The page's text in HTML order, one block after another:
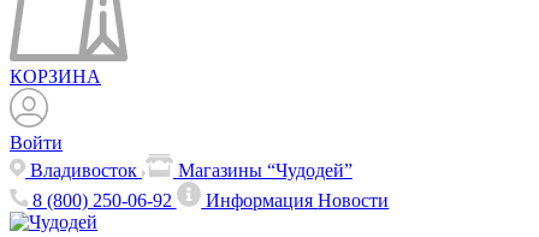
КОРЗИНА
Войти
Владивосток
Магазины “Чудодей”
8 (800) 250-06-92
ИнформацияНовости